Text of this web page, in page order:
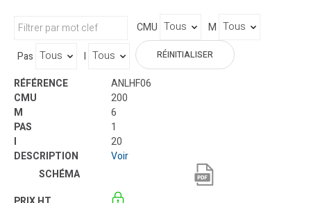
CMU
M
Pas
I RÉINITIALISER
ANLHF06
200
6
1
20
Voir